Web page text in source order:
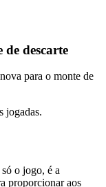
de descarte
para o monte de
jogadas.
o jogo, é a
proporcionar aos